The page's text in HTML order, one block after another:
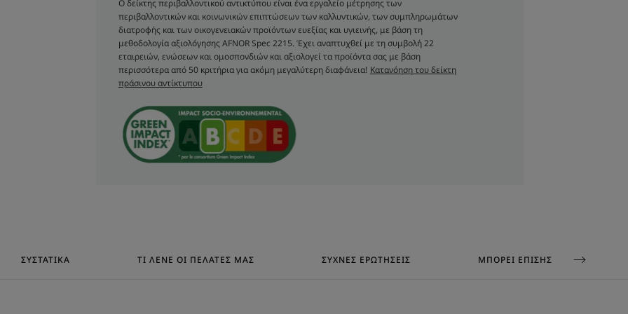
ΥΦΉ ΟΙΚΟΛΟΓΙΚΌΣ ΣΧΕΔΙΑΣΜΌΣ
Υγρό
Οφέλη της υφής
Ρευστή υφή, που κάνει αφρό και εφαρμόζεται
*Χωρίς συστατικά ζωϊκής προέλευσης
Ο δείκτης περιβαλλοντικού αντικτύπου είναι ένα εργαλείο μέτρησης των
περιβαλλοντικών και κοινωνικών επιπτώσεων των καλλυντικών, των συμπληρωμάτων
διατροφής και των οικογενειακών προϊόντων ευεξίας και υγιεινής, με βάση τη
μεθοδολογία αξιολόγησης AFNOR Spec 2215. Έχει αναπτυχθεί με τη συμβολή 22
εταιρειών, ενώσεων και ομοσπονδιών και αξιολογεί τα προϊόντα σας με βάση
περισσότερα από 50 κριτήρια για ακόμη μεγαλύτερη διαφάνεια! Κατανόηση του δείκτη
πράσινου αντίκτυπου
ΣΥΣΤΑΤΙΚΆ ΤΙ ΛΈΝΕ ΟΙ ΠΕΛΆΤΕΣ ΜΑΣ ΣΥΧΝΈΣ ΕΡΩΤΉΣΕΙΣ ΜΠΟΡΕΊ ΕΠΊΣΗΣ ΝΑ ΣΑΣ ΑΡΈΣΕΙ